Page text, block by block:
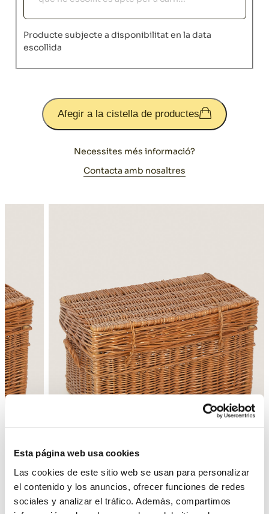
Esta página web usa cookies
Las cookies de este sitio web se usan para personalizar
el contenido y los anuncios, ofrecer funciones de redes
sociales y analizar el tráfico. Además, compartimos
Producte subjecte a disponibilitat en la data
escollida
Afegir a la cistella de productes
Necessites més informació?
Contacta amb nosaltres
Enrere Següent